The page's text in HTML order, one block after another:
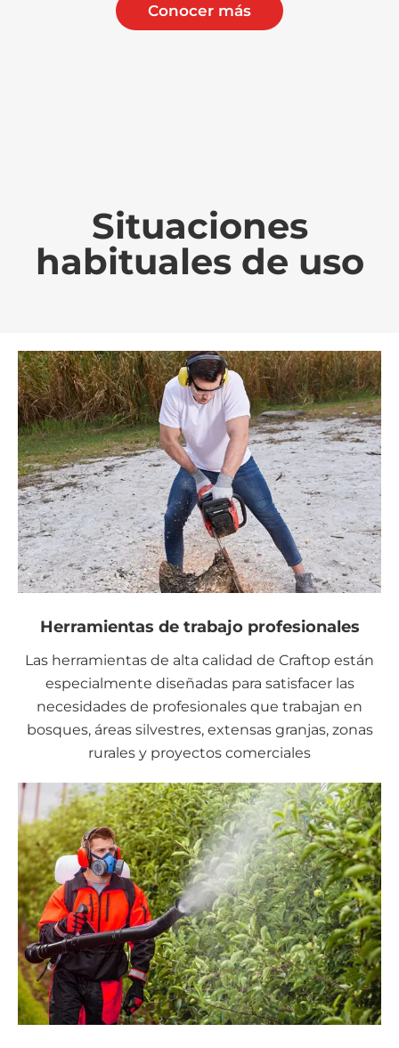
Conocer más
Situaciones
habituales de uso
Herramientas de trabajo profesionales
Las herramientas de alta calidad de Craftop están
especialmente diseñadas para satisfacer las
necesidades de profesionales que trabajan en
bosques, áreas silvestres, extensas granjas, zonas
rurales y proyectos comerciales